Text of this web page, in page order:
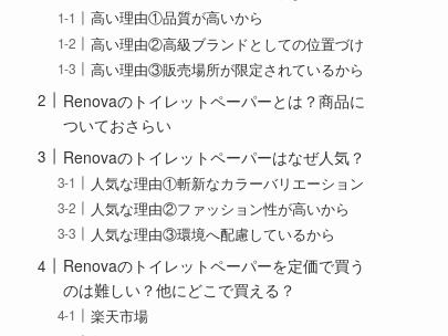
高い理由①品質が高いから
高い理由②高級ブランドとしての位置づけ
高い理由③販売場所が限定されているから
Renovaのトイレットペーパーとは？商品に
ついておさらい
Renovaのトイレットペーパーはなぜ人気？
人気な理由①斬新なカラーバリエーション
人気な理由②ファッション性が高いから
人気な理由③環境へ配慮しているから
Renovaのトイレットペーパーを定価で買う
のは難しい？他にどこで買える？
楽天市場